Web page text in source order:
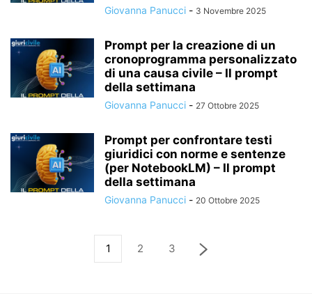
Giovanna Panucci - 3 Novembre 2025
Prompt per la creazione di un
cronoprogramma personalizzato
di una causa civile – Il prompt
della settimana
Giovanna Panucci - 27 Ottobre 2025
Prompt per confrontare testi
giuridici con norme e sentenze
(per NotebookLM) – Il prompt
della settimana
Giovanna Panucci - 20 Ottobre 2025
1 2 3